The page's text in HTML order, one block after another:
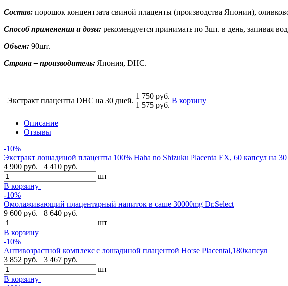
Состав: порошок концентрата свиной плаценты (производства Японии),
Способ применения и дозы: рекомендуется принимать по 3шт. в день, запивая
Объем: 90шт.
Страна – производитель: Япония, DHC.
Экстракт плаценты DHC на 30 дней.
1 750 руб.
1 575 руб.
В корзину
Описание
Отзывы
-10%
Экстракт лошадиной плаценты 100% Haha no Shizuku Placenta EX, 60 капсул на 30
4 900 руб.
4 410 руб.
шт
В корзину
-10%
Омолаживающий плацентарный напиток в саше 30000mg Dr.Select
9 600 руб.
8 640 руб.
шт
В корзину
-10%
Антивозрастной комплекс с лошадиной плацентой Horse Placental,180капсул
3 852 руб.
3 467 руб.
шт
В корзину